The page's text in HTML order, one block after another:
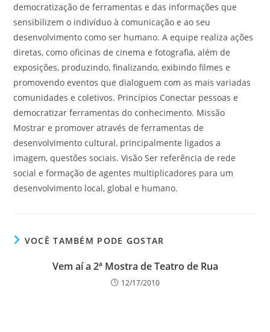
democratização de ferramentas e das informações que
sensibilizem o indivíduo à comunicação e ao seu
desenvolvimento como ser humano. A equipe realiza ações
diretas, como oficinas de cinema e fotografia, além de
exposições, produzindo, finalizando, exibindo filmes e
promovendo eventos que dialoguem com as mais variadas
comunidades e coletivos. Princípios Conectar pessoas e
democratizar ferramentas do conhecimento. Missão
Mostrar e promover através de ferramentas de
desenvolvimento cultural, principalmente ligados a
imagem, questões sociais. Visão Ser referência de rede
social e formação de agentes multiplicadores para um
desenvolvimento local, global e humano.
VOCÊ TAMBÉM PODE GOSTAR
Vem aí a 2ª Mostra de Teatro de Rua
12/17/2010